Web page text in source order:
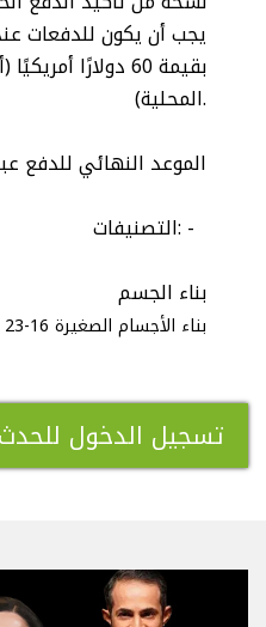
يجب أن يكون للدفعات
بقيمة 60 دولارًا
المحلية).
الموعد النهائي للدفع عبر
التصنيفات: -
بناء الجسم
بناء الأجسام الصغيرة 16-23 سنة
تسجيل الدخول